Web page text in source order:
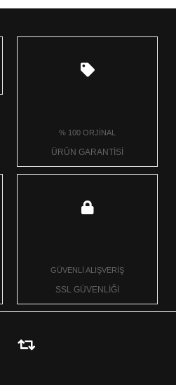
% 100 ORJİNAL
ÜRÜN GARANTİSİ
GÜVENLİ ALIŞVERİŞ
SSL GÜVENLİĞİ